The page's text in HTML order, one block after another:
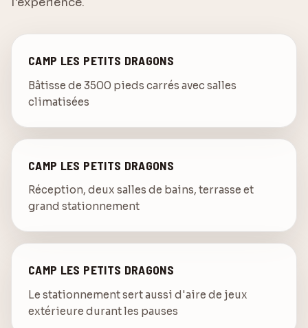
CAMP LES PETITS DRAGONS
Bâtisse de 3500 pieds carrés avec salles
climatisées
CAMP LES PETITS DRAGONS
Réception, deux salles de bains, terrasse et
grand stationnement
CAMP LES PETITS DRAGONS
Le stationnement sert aussi d'aire de jeux
extérieure durant les pauses